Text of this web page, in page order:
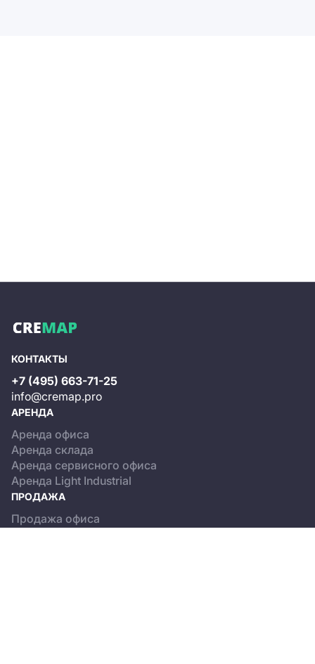
КОНТАКТЫ
+7 (495) 663-71-25
info@cremap.pro
АРЕНДА
Аренда офиса
Аренда склада
Аренда сервисного офиса
Аренда Light Industrial
ПРОДАЖА
Продажа офиса